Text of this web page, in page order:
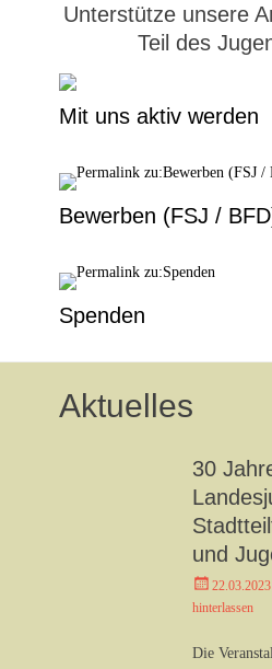
Unterstütze unsere
Teil des
Mit uns aktiv werden
Bewerben (FSJ /
Spenden
Aktuelles
30
und
Veröffentlicht
am
22.03.2023
hinterlassen
Die